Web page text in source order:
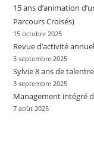
15 ans d’animation
Parcours Croisés)
15 octobre 2025
Revue d’activité
3 septembre 2025
Sylvie 8 ans de
3 septembre 2025
Management intégré
7 août 2025